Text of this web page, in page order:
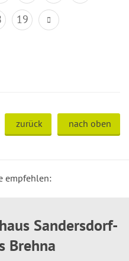
19
zurück nach oben
empfehlen:
Sandersdorf-
Brehna